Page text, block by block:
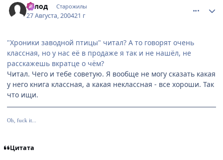
Голод Старожилы
27 Августа, 200421 г
"Хроники заводной птицы" читал? А то говорят очень
классная, но у нас её в продаже я так и не нашёл, не
расскажешь вкратце о чём?
Читал. Чего и тебе советую. Я вообще не могу сказать какая
у него книга классная, а какая неклассная - все хороши. Так
что ищи.
Oh, fuck it...
Цитата